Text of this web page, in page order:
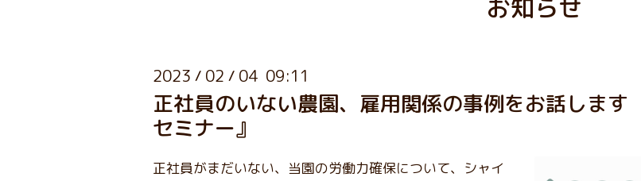
お知らせ
2023 / 02 / 04 09:11
正社員のいない農園、雇用関係の事例をお話しま
セミナー』
正社員がまだいない、当園の労働力確保について、シャイ